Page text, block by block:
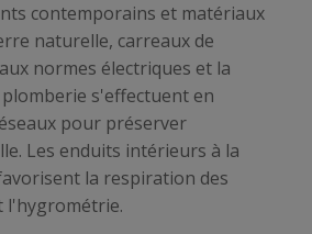
contemporains et matériaux
naturelle, carreaux de
normes électriques et la
s'effectuent en
pour préserver
Les enduits intérieurs à la
la respiration des
l'hygrométrie.